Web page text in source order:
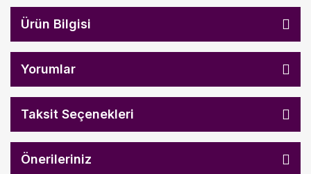
Ürün Bilgisi
Yorumlar
Taksit Seçenekleri
Önerileriniz